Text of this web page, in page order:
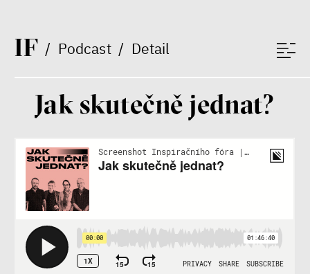
IF/ Podcast/ Detail
Ondřej Slačálek
Miroslav Palanský
Lucie Trlifajová
nerovnost ekonomika
Jak skutečně jednat?